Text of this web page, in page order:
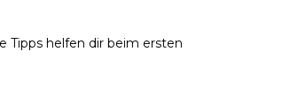
Tipps helfen dir beim ersten